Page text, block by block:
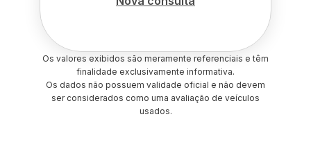
Os valores exibidos são meramente referenciais e têm
finalidade exclusivamente informativa.
Os dados não possuem validade oficial e não devem
ser considerados como uma avaliação de veículos
usados.